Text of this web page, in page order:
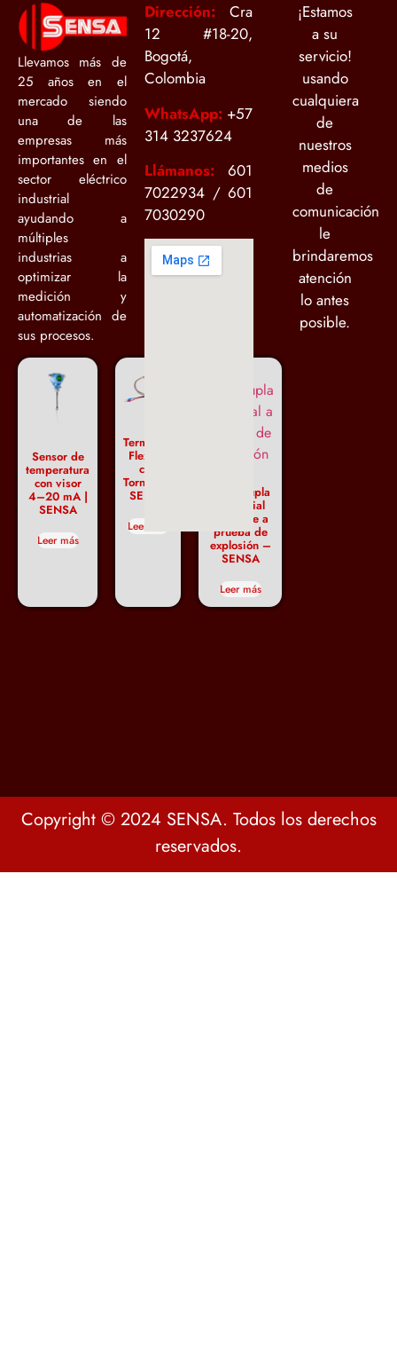
Llevamos más de
25 años en el
mercado siendo
una de las
empresas más
importantes en el
sector eléctrico
industrial
ayudando a
múltiples
industrias a
optimizar la
medición y
automatización de
sus procesos.
Sensor de
temperatura
con visor
4–20 mA |
SENSA
Leer más
Termopar
Flexible
con
Tornillo –
SENSA
Leer más
Termocupla
industrial
cabezote a
prueba de
explosión –
SENSA
Leer más
Dirección:
Cra
12 #18-20,
Bogotá,
Colombia
WhatsApp: +57
314 3237624
Llámanos:601
7022934 / 601
7030290
¡Estamos
a su
servicio!
usando
cualquiera
de
nuestros
medios
de
comunicación
le
brindaremos
atención
lo antes
posible.
Copyright © 2024 SENSA. Todos los derechos
reservados.